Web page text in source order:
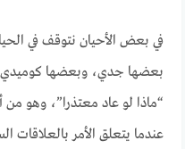
في بعض الأحيان نتوقف في
بعضها جدي، وبعضها كوميدي.
“ماذا لو عاد معتذرا”، وهو من
عندما يتعلق الأمر بالعلاقات